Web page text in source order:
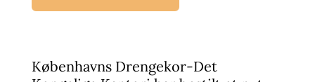
Københavns Drengekor-Det